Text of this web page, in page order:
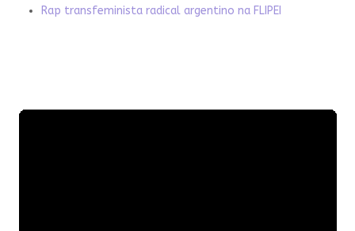
Rap transfeminista radical argentino na FLIPEI